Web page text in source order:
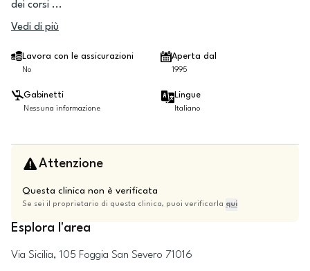
dei corsi ...
Vedi di più
Lavora con le assicurazioni
No
Aperta dal
1995
Gabinetti
Nessuna informazione
Lingue
Italiano
Attenzione
Questa clinica non è verificata
Se sei il proprietario di questa clinica, puoi verificarla qui
Esplora l'area
Via Sicilia, 105 Foggia San Severo 71016